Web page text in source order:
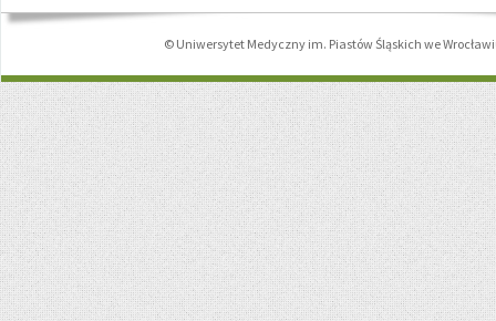
© Uniwersytet Medyczny im. Piastów Śląskich we